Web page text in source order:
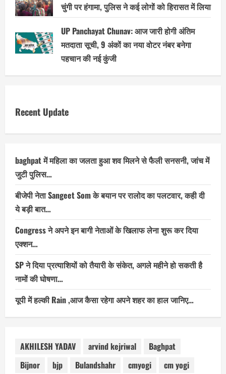
चुंगी पर हंगामा, पुलिस ने कई लोगों को हिरासत में लिया
UP Panchayat Chunav: आज जारी होगी अंतिम
मतदाता सूची, 9 अंकों का नया वोटर नंबर बनेगा
पहचान की नई कुंजी
Recent Update
baghpat में महिला का जलता हुआ शव मिलने से फैली सनसनी, जांच में
जुटी पुलिस…
बीजेपी नेता Sangeet Som के बयान पर रालोद का पलटवार, कही दी
ये बड़ी बात…
Congress ने अपने इन बागी नेताओं के खिलाफ लेना शुरू कर दिया
एक्शन…
SP ने दिया प्रत्याशियों को तैयारी के संकेत, अगले महीने हो सकती है
नामों की घोषणा…
यूपी में हल्की Rain ,आज कैसा रहेगा अपने शहर का हाल जानिए…
AKHILESH YADAV arvind kejriwal
Baghpat
Bijnor
bjp Bulandshahr cmyogi
cm yogi